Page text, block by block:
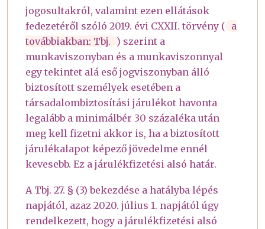
jogosultakról, valamint ezen ellátások
fedezetéről szóló 2019. évi CXXII. törvény ( a
továbbiakban: Tbj. ) szerint a
munkaviszonyban és a munkaviszonnyal
egy tekintet alá eső jogviszonyban álló
biztosított személyek esetében a
társadalombiztosítási járulékot havonta
legalább a minimálbér 30 százaléka után
meg kell fizetni akkor is, ha a biztosított
járulékalapot képező jövedelme ennél
kevesebb. Ez a járulékfizetési alsó határ.
A Tbj. 27. § (3) bekezdése a hatályba lépés
napjától, azaz 2020. július 1. napjától úgy
rendelkezett, hogy a járulékfizetési alsó